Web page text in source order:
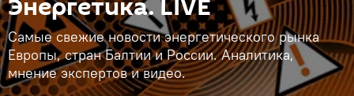
Энергетика. LIVE
Самые свежие новости энергетического рынка
Европы, стран Балтии и России. Аналитика,
мнение экспертов и видео.